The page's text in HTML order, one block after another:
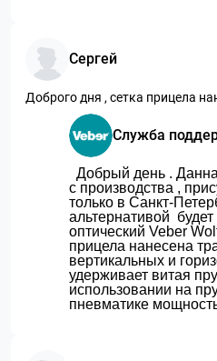
Сергей
Доброго дня , сетка прицела
Служба
Добрый день .
с производства ,
только в Санкт-
альтернативой
оптический Veber
прицела нанесена
вертикальных и
удерживает витая
использовании на
пневматике